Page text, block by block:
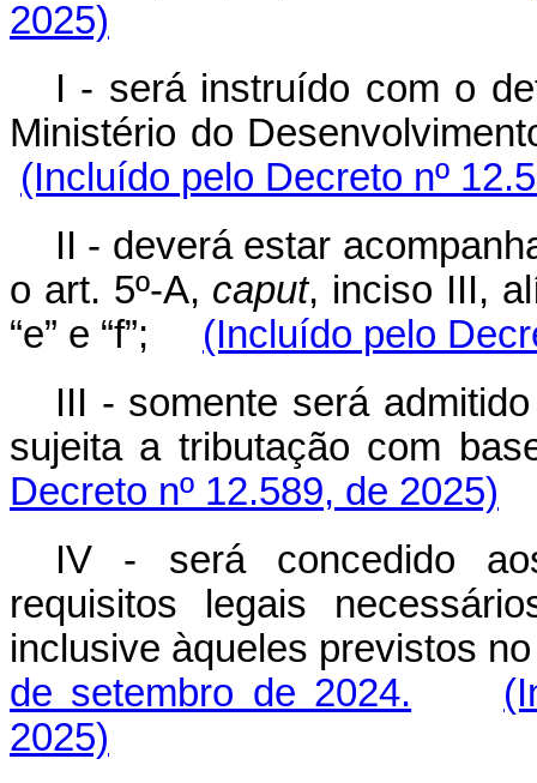
2025)
I - será instruído com o
Ministério do
(Incluído pelo Decreto nº
II - deverá estar
o art. 5º-A, caput, inciso III,
“e” e “f”;
(Incluído pelo
III - somente será
sujeita a tributação com
Decreto nº 12.589, de 2025)
IV - será concedido
requisitos legais
inclusive àqueles previstos
de setembro de 2024.
2025)